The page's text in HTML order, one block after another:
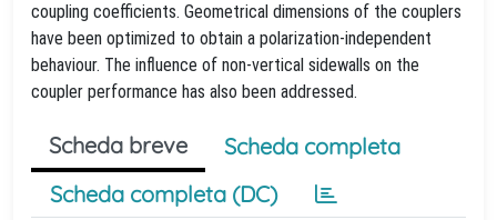
coupling coefficients. Geometrical dimensions of the couplers
have been optimized to obtain a polarization-independent
behaviour. The influence of non-vertical sidewalls on the
coupler performance has also been addressed.
Scheda breve
Scheda completa
Scheda completa (DC)